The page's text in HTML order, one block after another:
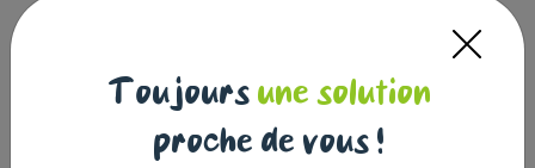
Toujours une solution
proche de vous !